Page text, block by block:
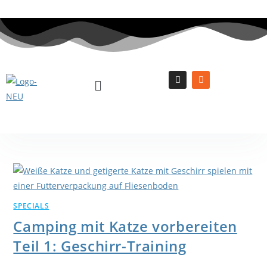
SPECIALS
Camping mit Katze vorbereiten
Teil 1: Geschirr-Training